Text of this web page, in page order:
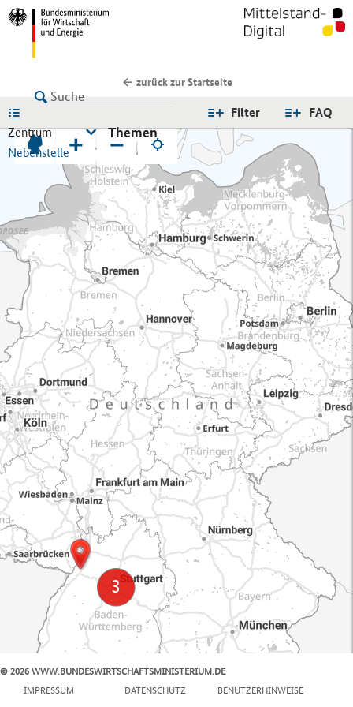
zurück zur Startseite
FAQ
Filter
Zentrum
Nebenstelle
Themen
+ −
© 2026 WWW.BUNDESWIRTSCHAFTSMINISTERIUM.DE
IMPRESSUM
DATENSCHUTZ BENUTZERHINWEISE